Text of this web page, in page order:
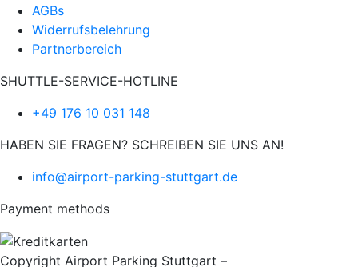
AGBs
Widerrufsbelehrung
Partnerbereich
SHUTTLE-SERVICE-HOTLINE
+49 176 10 031 148
HABEN SIE FRAGEN? SCHREIBEN SIE UNS AN!
info@airport-parking-stuttgart.de
Payment methods
Copyright Airport Parking Stuttgart –